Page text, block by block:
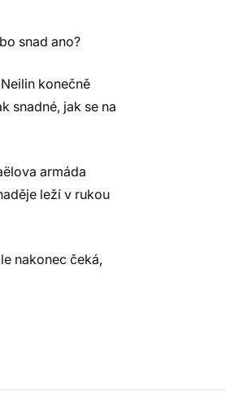
snad ano?
konečně
snadné, jak se na
armáda
leží v rukou
nakonec čeká,